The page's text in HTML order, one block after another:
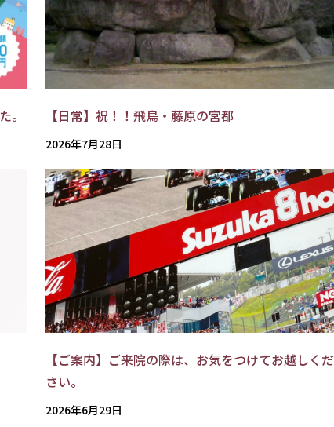
。 【日常】祝！！飛鳥・藤原の宮都
2026年7月28日
【ご案内】ご来院の際は、お気をつけてお越しくだ
さい。
2026年6月29日